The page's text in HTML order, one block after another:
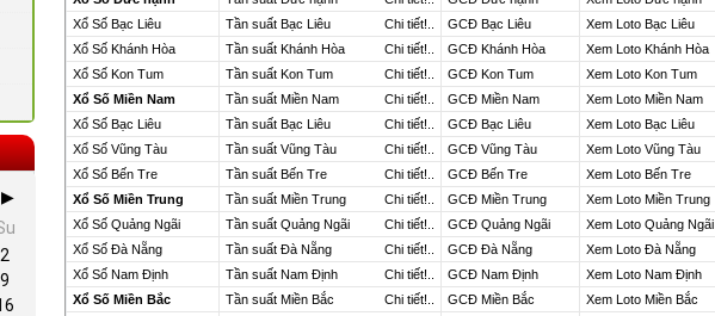
▶
2
9
Xổ Số Bạc Liêu
Tần suất Bạc Liêu Chi tiết!.. GCĐ Bạc Liêu
Xem Loto Bạc Liêu
Xổ Số Khánh Hòa
Tần suất Khánh Hòa Chi tiết!.. GCĐ Khánh Hòa
Xem Loto Khánh Hòa
Xổ Số Kon Tum
Tần suất Kon Tum Chi tiết!.. GCĐ Kon Tum
Xem Loto Kon Tum
Xổ Số Miền Nam
Tần suất Miền Nam Chi tiết!.. GCĐ Miền Nam
Xem Loto Miền Nam
Xổ Số Bạc Liêu
Tần suất Bạc Liêu Chi tiết!.. GCĐ Bạc Liêu
Xem Loto Bạc Liêu
Xổ Số Vũng Tàu
Tần suất Vũng Tàu Chi tiết!.. GCĐ Vũng Tàu
Xem Loto Vũng Tàu
Xổ Số Bến Tre
Tần suất Bến Tre Chi tiết!.. GCĐ Bến Tre
Xem Loto Bến Tre
Xổ Số Miền Trung
Tần suất Miền Trung Chi tiết!.. GCĐ Miền Trung
Xem Loto Miền Trung
Xổ Số Quảng Ngãi
Tần suất Quảng Ngãi Chi tiết!.. GCĐ Quảng Ngãi
Xem Loto Quảng Ngãi
Xổ Số Đà Nẵng
Tần suất Đà Nẵng Chi tiết!.. GCĐ Đà Nẵng
Xem Loto Đà Nẵng
Xổ Số Nam Định
Tần suất Nam Định Chi tiết!.. GCĐ Nam Định
Xem Loto Nam Định
Xổ Số Miền Bắc
Tần suất Miền Bắc Chi tiết!.. GCĐ Miền Bắc
Xem Loto Miền Bắc